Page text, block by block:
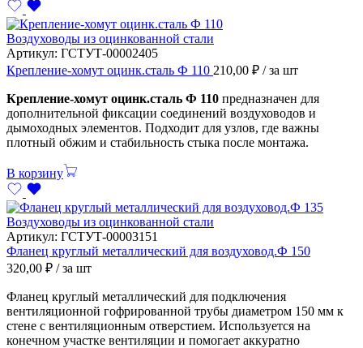
Воздуховоды из оцинкованной стали
Артикул: ГСТУТ-00002405
Крепление-хомут оцинк.сталь Ф 110 210,00 ₽ / за шт
Крепление-хомут оцинк.сталь Ф 110 предназначен для
дополнительной фиксации соединений воздуховодов и
дымоходных элементов. Подходит для узлов, где важны
плотный обжим и стабильность стыка после монтажа.
В корзину
Воздуховоды из оцинкованной стали
Артикул: ГСТУТ-00003151
Фланец круглый металлический для воздуховод.Ф 150
320,00 ₽ / за шт
Фланец круглый металлический для подключения
вентиляционной гофрированной трубы диаметром 150 мм к
стене с вентиляционным отверстием. Используется на
конечном участке вентиляции и помогает аккуратно